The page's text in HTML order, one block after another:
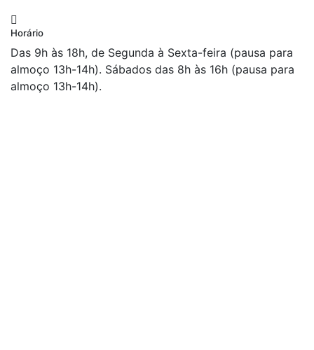
Horário
Das 9h às 18h, de Segunda à Sexta-feira (pausa para
almoço 13h-14h). Sábados das 8h às 16h (pausa para
almoço 13h-14h).